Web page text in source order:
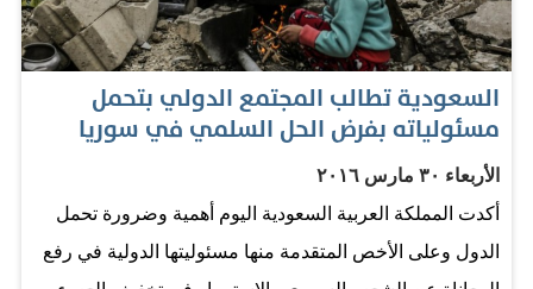
دستور جديد»، مبيناً أن «الحديث عن هيئة انتقالية غير دستوري
وغير منطقي». وأوضح أن «صياغة الدستور ربما تكون جاهزة
خلال أسابيع، الخبراء موجودون، وهناك مقترحات جاهزة يمكن
أن تجمع». ونصت ورقة جنيف، التي وزعتها الامم المتحدة
خلال جولة المفاوضات بين النظام والمعارضة الاسبوع
الماضي، على أن «الانتقال السياسي في سورية يشمل آليات
حكم ذي صدقية وشامل، وجدولاً زمنياً وعملية جديدة لإعداد
السعودية تطالب المجتمع الدولي بتحمل
مسئولياته بفرض الحل السلمي في سوريا
الأربعاء ٣٠ مارس ٢٠١٦
أكدت المملكة العربية السعودية اليوم أهمية وضرورة تحمل
الدول وعلى الأخص المتقدمة منها مسئوليتها الدولية في رفع